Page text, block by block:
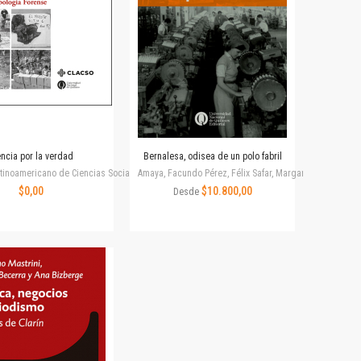
por la verdad
de Ciencias Sociales
$0,00
Bernalesa, odisea de un polo fabril
Amaya, Facundo Pérez, Félix Safar, Margarita Pierini,
Desde $10.800,00